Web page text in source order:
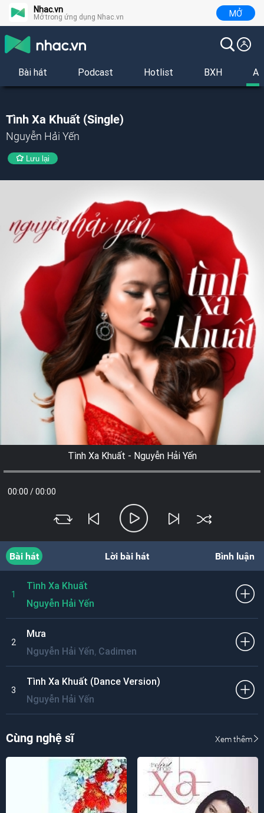
Nhac.vn
Mở trong ứng dụng Nhac.vn MỞ
Bài hát Podcast Hotlist BXH
Tình Xa Khuất (Single)
Nguyễn Hải Yến
Lưu lại
Tình Xa Khuất - Nguyễn Hải Yến
00:00 /00:00
Bài hát Lời bài hát Bình luận
1
Tình Xa Khuất
Nguyễn Hải Yến
2
Mưa
Nguyễn Hải Yến, Cadimen
3
Tình Xa Khuất (Dance Version)
Nguyễn Hải Yến
Cùng nghệ sĩ Xem thêm